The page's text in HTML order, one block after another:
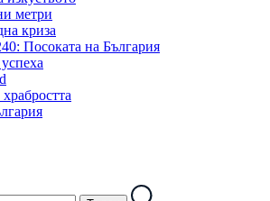
метри
криза
Посоката на България